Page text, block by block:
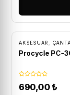
AKSESUAR
Procycle PC-
690,00 ₺